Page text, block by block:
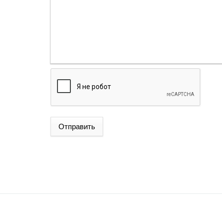
Отправить